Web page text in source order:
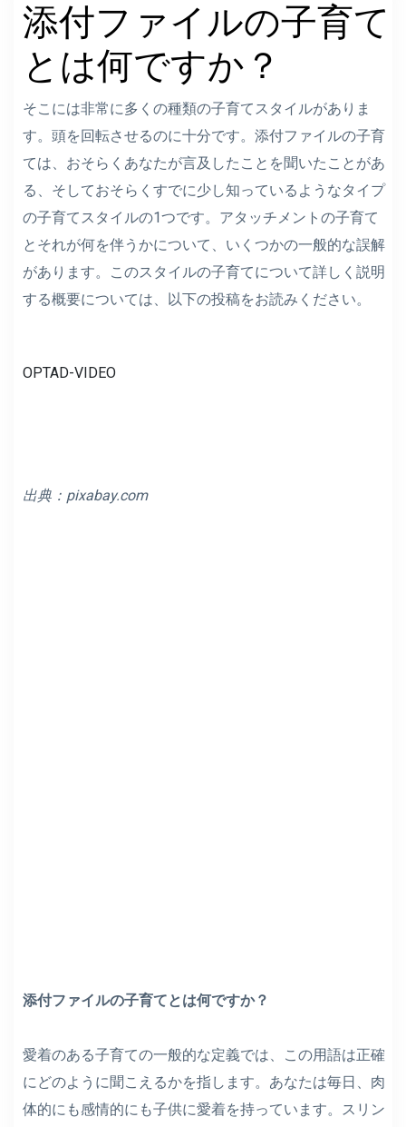
添付ファイルの子育て
とは何ですか？
そこには非常に多くの種類の子育てスタイルがありま
す。頭を回転させるのに十分です。添付ファイルの子育
ては、おそらくあなたが言及したことを聞いたことがあ
る、そしておそらくすでに少し知っているようなタイプ
の子育てスタイルの1つです。アタッチメントの子育て
とそれが何を伴うかについて、いくつかの一般的な誤解
があります。このスタイルの子育てについて詳しく説明
する概要については、以下の投稿をお読みください。
OPTAD-VIDEO
出典： pixabay.com
添付ファイルの子育てとは何ですか？
愛着のある子育ての一般的な定義では、この用語は正確
にどのように聞こえるかを指します。あなたは毎日、肉
体的にも感情的にも子供に愛着を持っています。スリン